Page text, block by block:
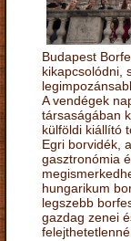
Budapest
kikapcsolódni,
A vendégek
társaságában
külföldi kiállító
Egri borvidék,
gasztronómia
hungarikum
legszebb
gazdag zenei